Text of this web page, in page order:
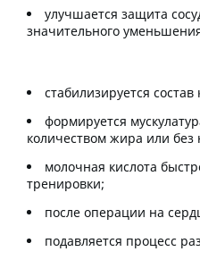
улучшается защита
значительного
стабилизируется состав
формируется
количеством жира или без
молочная кислота
тренировки;
после операции на
подавляется процесс